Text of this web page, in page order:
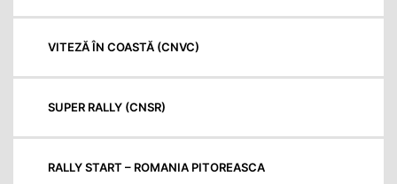
VITEZĂ ÎN COASTĂ (CNVC)
SUPER RALLY (CNSR)
RALLY START – ROMANIA PITOREASCA